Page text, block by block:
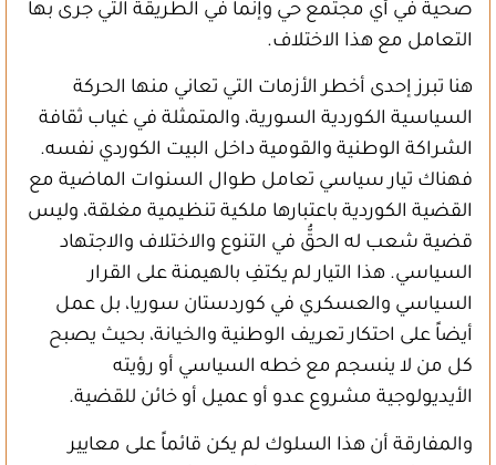
صحية في أي مجتمع حي وإنما في الطريقة التي جرى بها
التعامل مع هذا الاختلاف.
هنا تبرز إحدى أخطر الأزمات التي تعاني منها الحركة
السياسية الكوردية السورية، والمتمثلة في غياب ثقافة
الشراكة الوطنية والقومية داخل البيت الكوردي نفسه.
فهناك تيار سياسي تعامل طوال السنوات الماضية مع
القضية الكوردية باعتبارها ملكية تنظيمية مغلقة، وليس
قضية شعب له الحقُّ في التنوع والاختلاف والاجتهاد
السياسي. هذا التيار لم يكتفِ بالهيمنة على القرار
السياسي والعسكري في كوردستان سوريا، بل عمل
أيضاً على احتكار تعريف الوطنية والخيانة، بحيث يصبح
كل من لا ينسجم مع خطه السياسي أو رؤيته
الأيديولوجية مشروع عدو أو عميل أو خائن للقضية.
والمفارقة أن هذا السلوك لم يكن قائماً على معايير